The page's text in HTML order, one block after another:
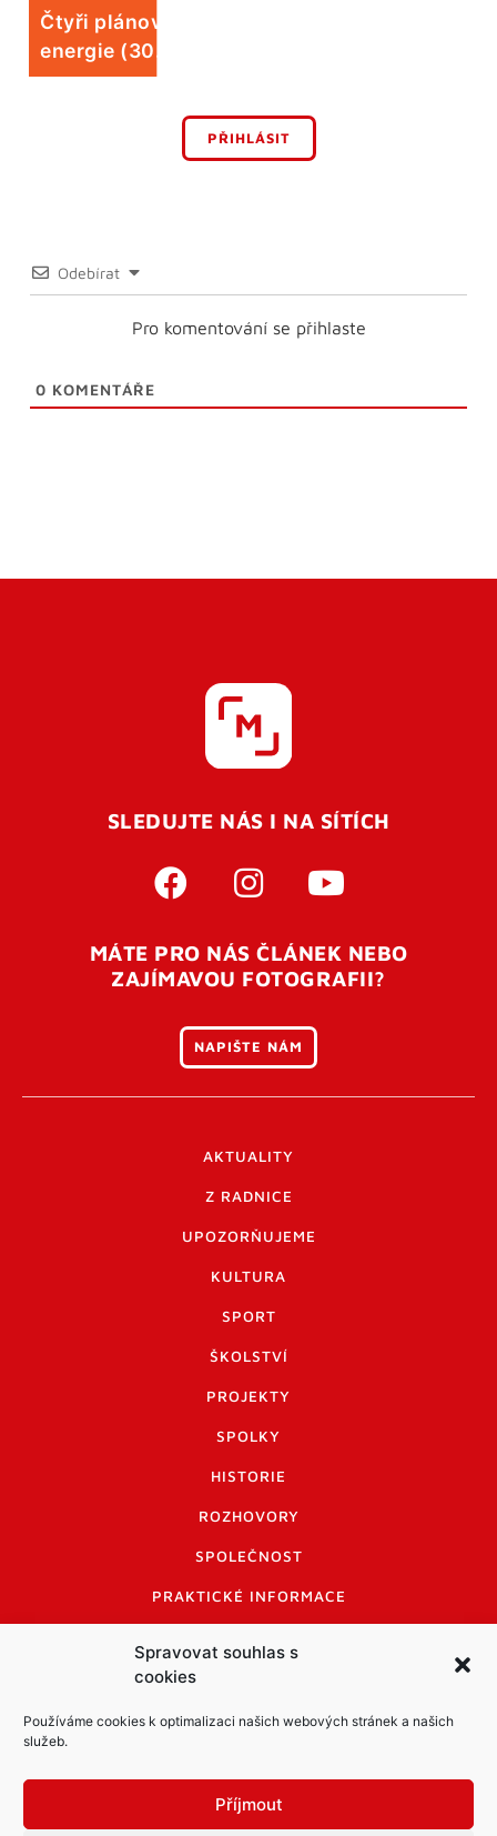
Spravovat souhlas s
cookies
Používáme cookies k optimalizaci našich webových stránek a našich
služeb.
Příjmout
Čtyři plánované odstávky elektrické
energie (30. 7.)
PŘIHLÁSIT
Odebírat
Pro komentování se přihlaste
0 KOMENTÁŘE
SLEDUJTE NÁS I NA SÍTÍCH
MÁTE PRO NÁS ČLÁNEK NEBO
ZAJÍMAVOU FOTOGRAFII?
NAPIŠTE NÁM
AKTUALITY
Z RADNICE
UPOZORŇUJEME
KULTURA
SPORT
ŠKOLSTVÍ
PROJEKTY
SPOLKY
HISTORIE
ROZHOVORY
SPOLEČNOST
PRAKTICKÉ INFORMACE
INFORMACE A KODEX DISKUTUJÍCÍCH
LOGO A LOGO MANUÁL